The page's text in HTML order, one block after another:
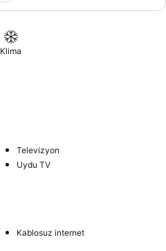
Klima
Televizyon
Uydu TV
Kablosuz internet